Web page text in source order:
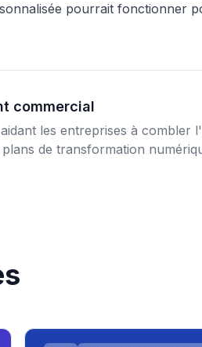
pourrait fonctionner
commercial
les entreprises à combler
de transformation